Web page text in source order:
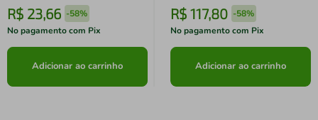
R$ 23,66 -58%
No pagamento com Pix
Adicionar ao carrinho
R$ 117,80 -58%
No pagamento com Pix
Adicionar ao carrinho